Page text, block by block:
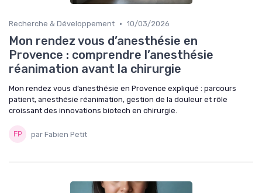
Recherche & Développement • 10/03/2026
Mon rendez vous d’anesthésie en
Provence : comprendre l’anesthésie
réanimation avant la chirurgie
Mon rendez vous d’anesthésie en Provence expliqué : parcours
patient, anesthésie réanimation, gestion de la douleur et rôle
croissant des innovations biotech en chirurgie.
par Fabien Petit